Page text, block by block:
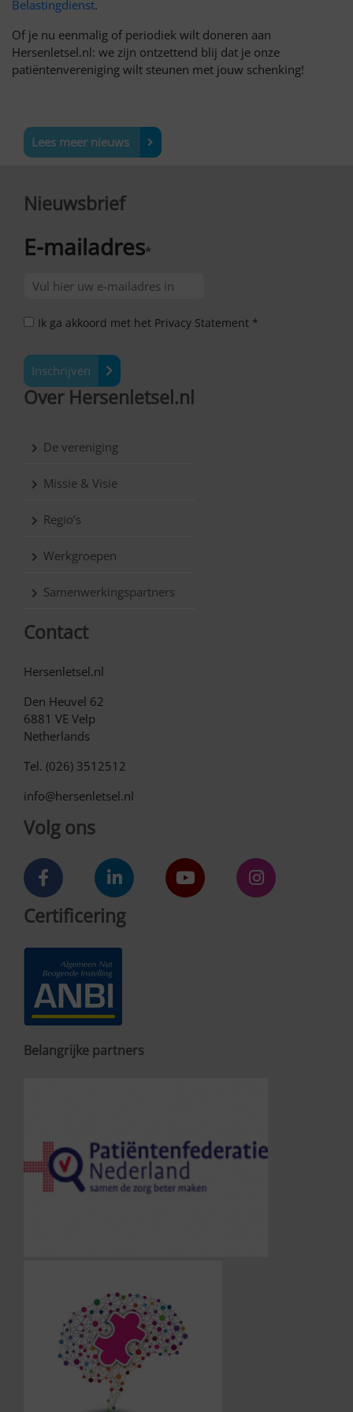
Belastingdienst.
Of je nu eenmalig of periodiek wilt doneren aan
Hersenletsel.nl: we zijn ontzettend blij dat je onze
patiëntenvereniging wilt steunen met jouw schenking!
Lees meer nieuws
Nieuwsbrief
E-mailadres*
Ik ga akkoord met het Privacy Statement *
Inschrijven
Over Hersenletsel.nl
De vereniging
Missie & Visie
Regio’s
Werkgroepen
Samenwerkingspartners
Contact
Hersenletsel.nl
Den Heuvel 62
6881 VE Velp
Netherlands
Tel. (026) 3512512
info@hersenletsel.nl
Volg ons
Certificering
Belangrijke partners